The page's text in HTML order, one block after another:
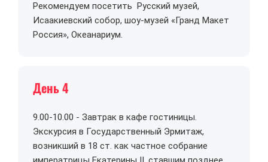
Рекомендуем посетить Русский музей,
Исаакиевский собор, шоу-музей «Гранд Макет
Россия», Океанариум.
День 4
9.00-10.00 - Завтрак в кафе гостиницы.
Экскурсия в Государственный Эрмитаж,
возникший в 18 ст. как частное собрание